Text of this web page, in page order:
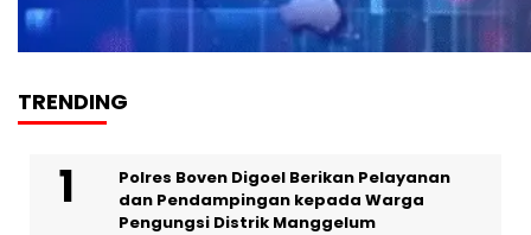
TRENDING
Polres Boven Digoel Berikan Pelayanan
dan Pendampingan kepada Warga
Pengungsi Distrik Manggelum